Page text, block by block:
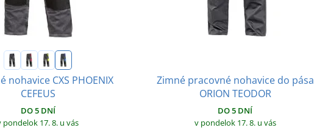
nohavice CXS PHOENIX
CEFEUS
DO 5 DNÍ
pondelok 17. 8. u vás
Zimné pracovné nohavice do pása
ORION TEODOR
DO 5 DNÍ
v pondelok 17. 8. u vás